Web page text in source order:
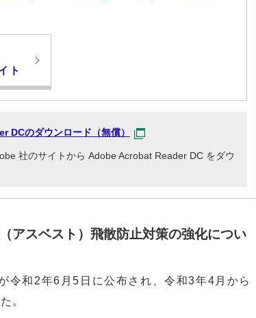
ト
DCのダウンロード（無償）
社のサイトから Adobe Acrobat Reader DC をダウ
アスベスト）飛散防止対策の強化につい
令和2年6月5日に公布され、令和3年4月から
。